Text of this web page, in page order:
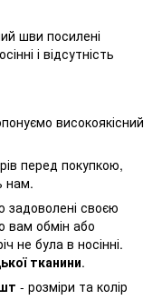
шви посилені
і відсутність
високоякісний
перед покупкою,
нам.
задоволені своєю
вам обмін або
не була в носінні.
тканини.
- розміри та колір